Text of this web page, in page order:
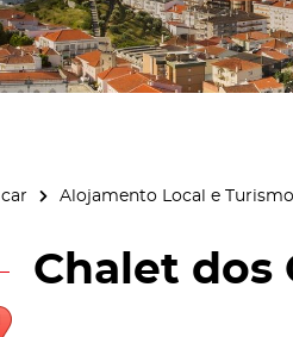
Alojamento Local e
Chalet dos